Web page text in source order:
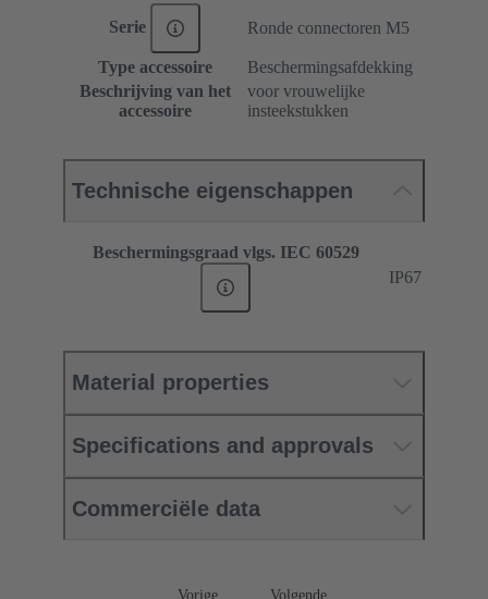
Serie Ronde connectoren M5
Type accessoire
Beschermingsafdekking
Beschrijving van het
accessoire
voor vrouwelijke
insteekstukken
Technische eigenschappen
Beschermingsgraad vlgs. IEC 60529
IP67
Material properties
Specifications and approvals
Commerciële data
Vorige Volgende